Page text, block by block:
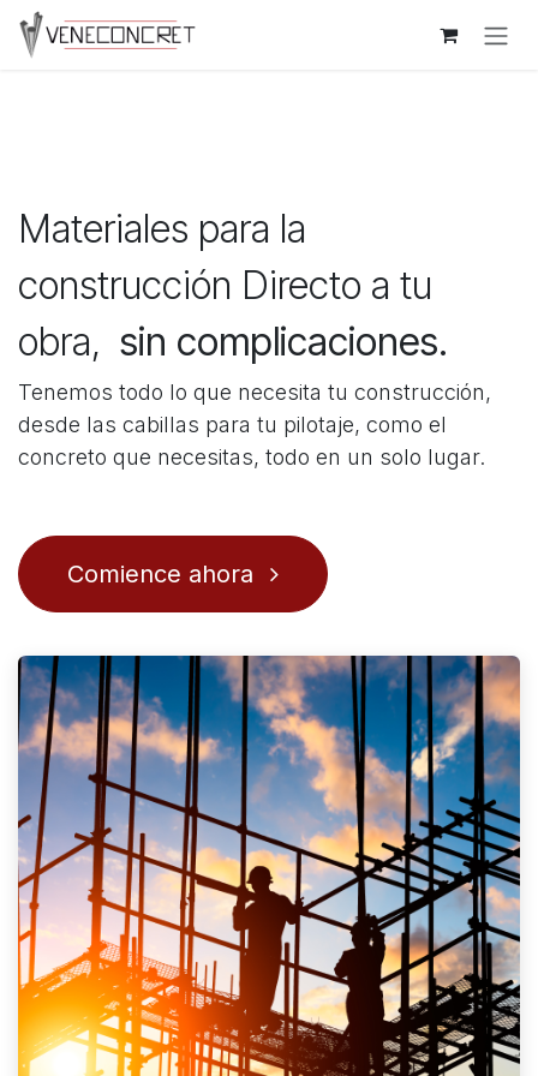
Skip to Content
Materiales para la
construcción Directo a tu​
obra, sin complicaciones.
Tenemos todo lo que necesita tu construcción,
desde las cabillas para tu pilotaje, como el
concreto que necesitas, todo en un solo lugar.
Comience ahora